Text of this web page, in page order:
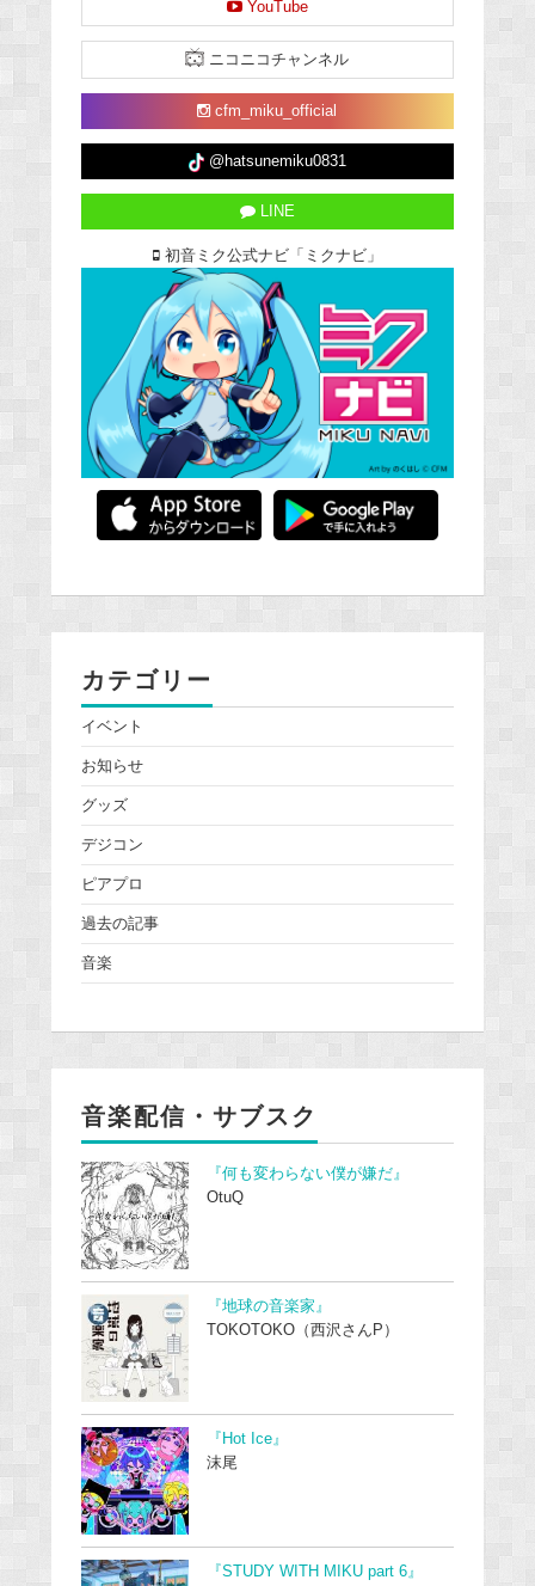
YouTube
ニコニコチャンネル
cfm_miku_official
@hatsunemiku0831
LINE
初音ミク公式ナビ「ミクナビ」
カテゴリー
イベント
お知らせ
グッズ
デジコン
ピアプロ
過去の記事
音楽
音楽配信・サブスク
『何も変わらない僕が嫌だ』
OtuQ
『地球の音楽家』
TOKOTOKO（西沢さんP）
『Hot Ice』
沫尾
『STUDY WITH MIKU part 6』